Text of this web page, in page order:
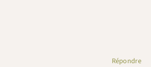
Répondre